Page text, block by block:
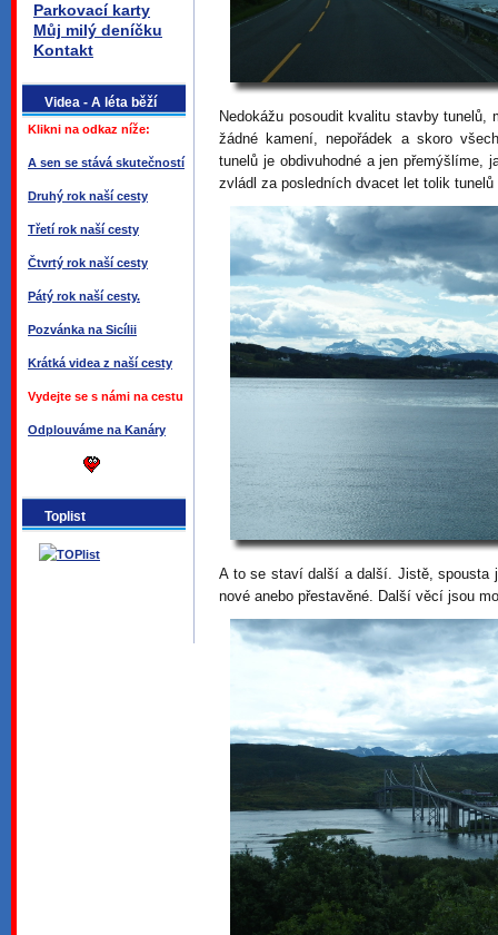
Parkovací karty
Můj milý deníčku
Kontakt
Videa - A léta běží
Klikni na odkaz níže:
A sen se stává skutečností
Druhý rok naší cesty
Třetí rok naší cesty
Čtvrtý rok naší cesty
Pátý rok naší cesty.
Pozvánka na Sicílii
Krátká videa z naší cesty
Vydejte se s námi na cestu
Odplouváme na Kanáry
Toplist
Nedokážu posoudit kvalitu stavby
žádné kamení, nepořádek a skoro
tunelů je obdivuhodné a jen přemýšlíme,
zvládl za posledních dvacet let tolik tunelů
A to se staví další a další. Jistě, spousta
nové anebo přestavěné. Další věcí jsou